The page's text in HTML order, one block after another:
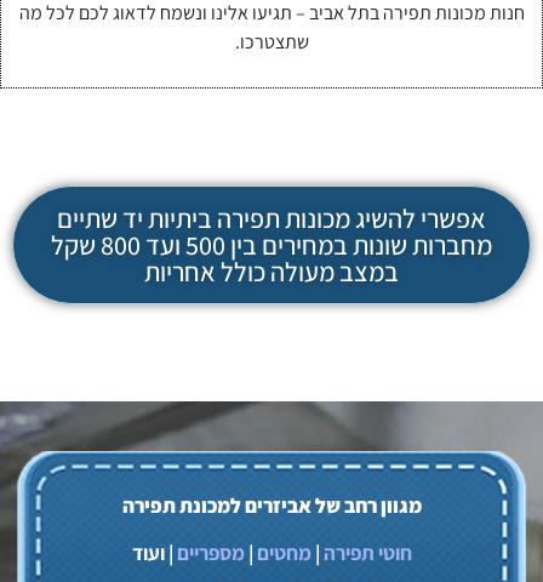
חנות מכונות תפירה בתל אביב – תגיעו אלינו ונשמח לדאוג לכם לכל מה
שתצטרכו.
אפשרי להשיג מכונות תפירה ביתיות יד שתיים
מחברות שונות במחירים בין 500 ועד 800 שקל
במצב מעולה כולל אחריות
מגוון רחב של אביזרים למכונת תפירה
חוטי תפירה|מחטים |מספריים | ועוד